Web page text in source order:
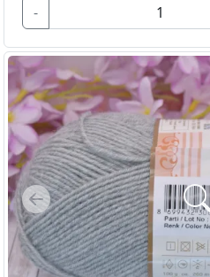
-
Previous